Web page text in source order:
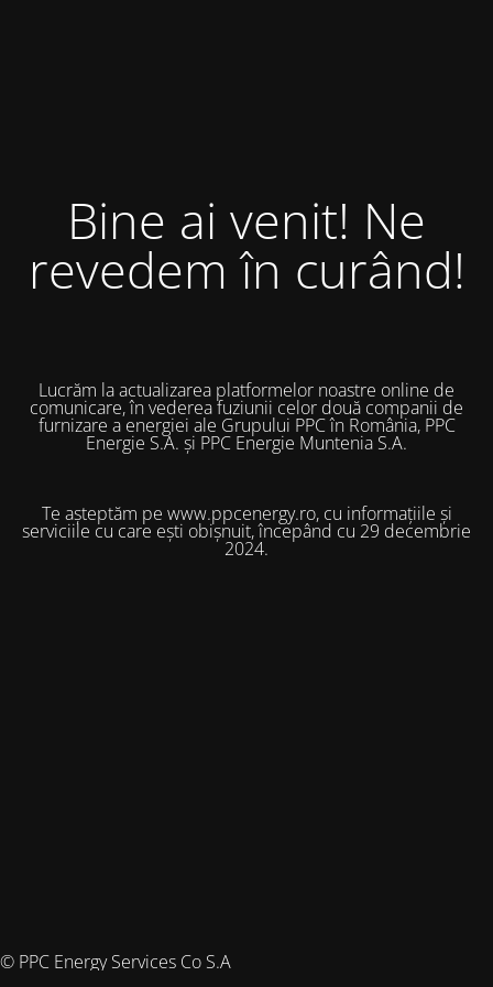
Bine ai venit! Ne
revedem în curând!
Lucrăm la actualizarea platformelor noastre online de
comunicare, în vederea fuziunii celor două companii de
furnizare a energiei ale Grupului PPC în România, PPC
Energie S.A. și PPC Energie Muntenia S.A.
Te așteptăm pe www.ppcenergy.ro, cu informațiile și
serviciile cu care ești obișnuit, începând cu 29 decembrie
2024.
© PPC Energy Services Co S.A